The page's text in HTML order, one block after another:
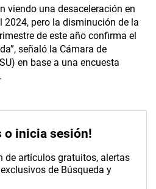
viendo una desaceleración en
2024, pero la disminución de la
de este año confirma el
señaló la Cámara de
en base a una encuesta
o inicia sesión!
de artículos gratuitos, alertas
de Búsqueda y